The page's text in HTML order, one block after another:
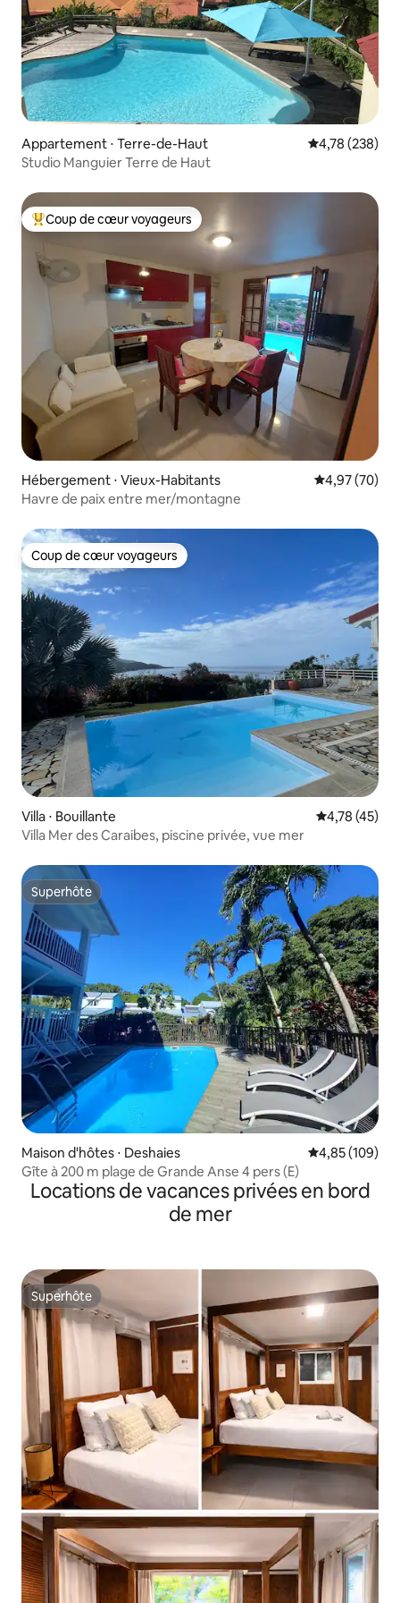
Appartement ⋅ Terre-de-Haut Évaluation
4,78 (238)
Studio Manguier Terre de Haut
Coups de cœur voyageurs les plus appréciés
Coup de cœur voyageurs
Hébergement ⋅ Vieux-Habitants Évaluation
4,97 (70)
Havre de paix entre mer/montagne
Coup de cœur voyageurs
Coup de cœur voyageurs
Villa ⋅ Bouillante Évaluation
4,78 (45)
Villa Mer des Caraibes, piscine privée, vue mer
Superhôte
Superhôte
Maison d'hôtes ⋅ Deshaies Évaluation
4,85 (109)
Gîte à 200 m plage de Grande Anse 4 pers (E)
Locations de vacances privées en bord
de mer
Superhôte
Superhôte